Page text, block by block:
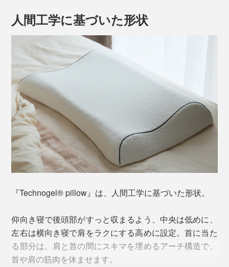
触ると柔らかいのに、頭をのせるとしっかり支えられ
る、不思議な感覚。頭が沈み込まないので、寝返りする
のもラクラクです。
「3Dジェルキューブ」の素材は、OEKO-TEX®規格
100（98.0.2425）の認証を取得している、安全な素材。
万が一皮膚に触れても無害、無臭です。
く、室温に影響されやすい性質がありますが、「3Dジ
節を問わず、変わらない品質で頭を支えます。
付属カバーは、ジェルの心地よさを体感できるよう、空
気を含ませるようにふっくら編み上げられた、吸湿放湿
人間工学に基づいた形状
『Technogel® pillow』は、人間工学に基づいた形状。
仰向き寝で後頭部がすっと収まるよう、中央は低めに、
左右は横向き寝で肩をラクにする高めに設定。首に当た
る部分は、肩と首の間にスキマを埋めるアーチ構造で、
首や肩の筋肉を休ませます。